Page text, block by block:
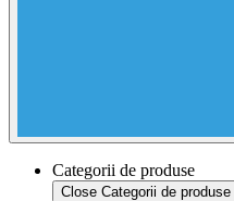
Categorii de produse
Close Categorii de produse